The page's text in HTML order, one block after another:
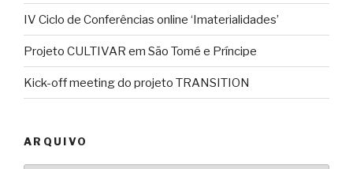
IV Ciclo de Conferências online ‘Imaterialidades’
Projeto CULTIVAR em São Tomé e Príncipe
Kick-off meeting do projeto TRANSITION
ARQUIVO